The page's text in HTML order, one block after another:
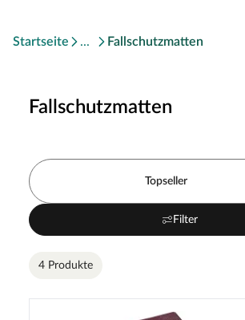
Startseite Fallschutzmatten
Fallschutzmatten
Topseller
Filter
4 Produkte